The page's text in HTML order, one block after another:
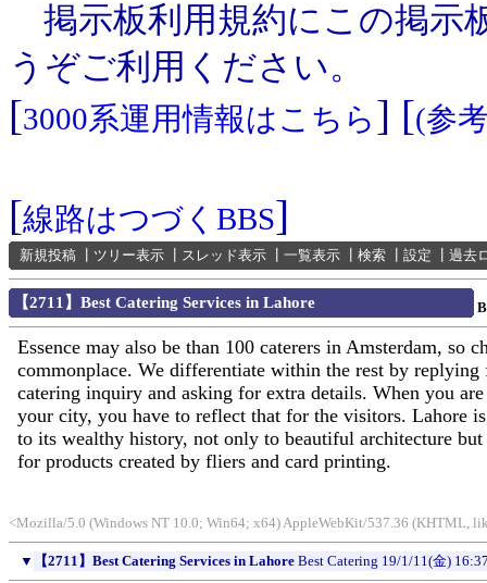
掲示板利用規約にこの掲示
うぞご利用ください。
[3000系運用情報はこちら] [(参
[線路はつづくBBS]
新規投稿 ツリー表示 スレッド表示 一覧表示 検索 設定 過去
【2711】Best Catering Services in Lahore
Essence may also be than 100 caterers in Amsterdam, so
commonplace. We differentiate within the rest by replying
catering inquiry and asking for extra details. When you
your city, you have to reflect that for the visitors. Lahore
to its wealthy history, not only to beautiful architecture
for products created by fliers and card printing.
<Mozilla/5.0 (Windows NT 10.0; Win64; x64) AppleWebKit/537.36 (KHTML,
▼ 【2711】Best Catering Services in Lahore Best Catering 19/1/11(金)